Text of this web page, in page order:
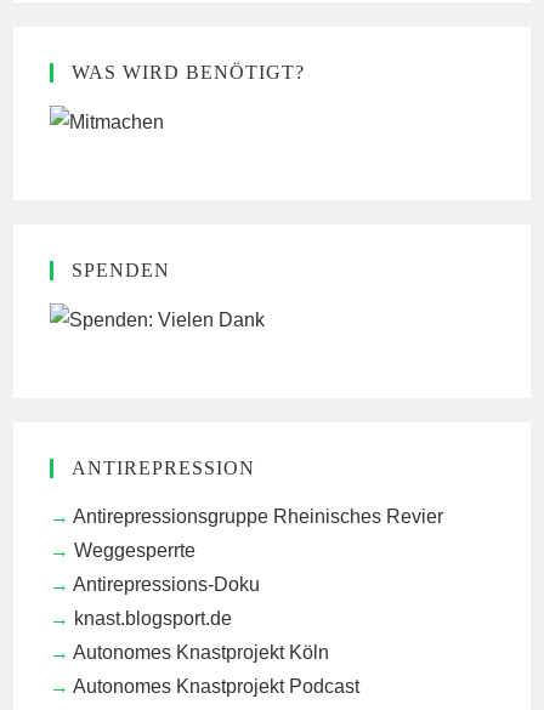
WAS WIRD BENÖTIGT?
SPENDEN
ANTIREPRESSION
Antirepressionsgruppe Rheinisches Revier
Weggesperrte
Antirepressions-Doku
knast.blogsport.de
Autonomes Knastprojekt Köln
Autonomes Knastprojekt Podcast